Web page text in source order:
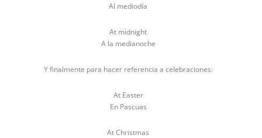
Al mediodía
At midnight
A la medianoche
Y finalmente para hacer referencia a celebraciones:
At Easter
En Pascuas
At Christmas